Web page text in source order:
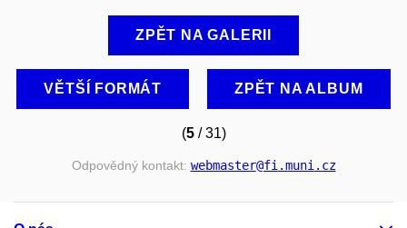
ZPĚT NA GALERII
VĚTŠÍ FORMÁT ZPĚT NA ALBUM
(5/ 31)
Odpovědný kontakt: webmaster@fi.muni.cz